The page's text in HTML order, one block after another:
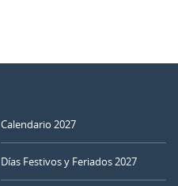
Calendario 2027
Días Festivos y Feriados 2027